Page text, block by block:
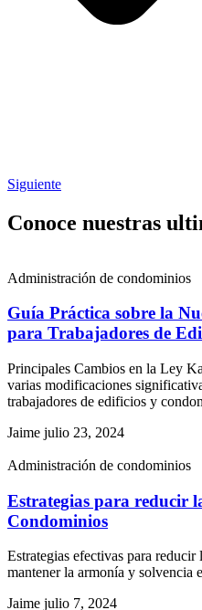
Siguiente
Conoce nuestras
Administración de condominios
Guía Práctica sobre la
para Trabajadores de
Principales Cambios en la Ley
varias modificaciones
trabajadores de edificios y
Jaime julio 23, 2024
Administración de condominios
Estrategias para reducir
Condominios
Estrategias efectivas para
mantener la armonía y solvencia
Jaime julio 7, 2024